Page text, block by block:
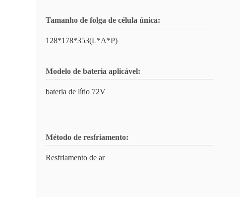
Tamanho de folga de célula única:
128*178*353(L*A*P)
Modelo de bateria aplicável:
bateria de lítio 72V
Método de resfriamento:
Resfriamento de ar